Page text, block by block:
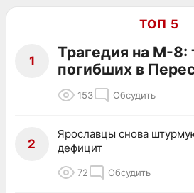
ТОП 5
1
Трагедия на М-8:
погибших в
153 Обсудить
2
Ярославцы снова
дефицит
72 Обсудить